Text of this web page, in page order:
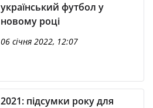
український футбол у
новому році
06 січня 2022, 12:07
2021: підсумки року для